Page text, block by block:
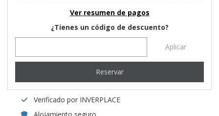
Ver resumen de pagos
¿Tienes un código de descuento?
Aplicar
Reservar
Verificado por INVERPLACE